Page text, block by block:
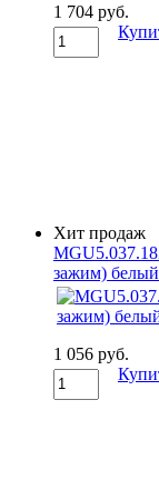
1 704 руб.
Хит продаж
зажим)
1 056 руб.